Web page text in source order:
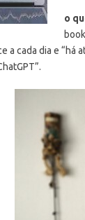
o
a cada dia e “há